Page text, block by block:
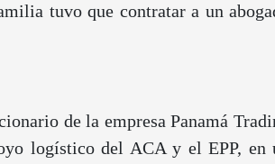
tuvo que contratar a un
de la empresa Panamá
logístico del ACA y el EPP, en